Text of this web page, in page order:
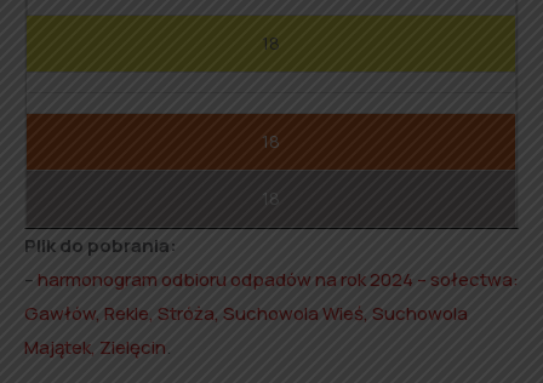
18
18
18
Plik do pobrania:
– harmonogram odbioru odpadów na rok 2024 – sołectwa:
Gawłów, Rekle, Stróża, Suchowola Wieś, Suchowola
Majątek, Zielęcin.